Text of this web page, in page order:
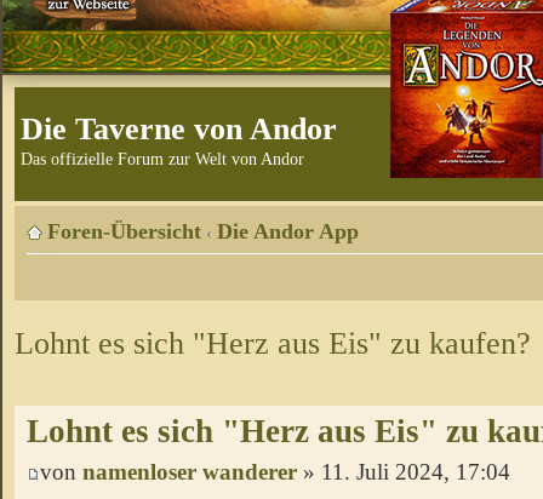
Die Taverne von Andor
Das offizielle Forum zur Welt von Andor
Foren-Übersicht ‹ Die Andor App
Lohnt es sich "Herz aus Eis" zu kaufen?
Lohnt es sich "Herz aus Eis" zu
von namenloser wanderer » 11. Juli 2024, 17:04